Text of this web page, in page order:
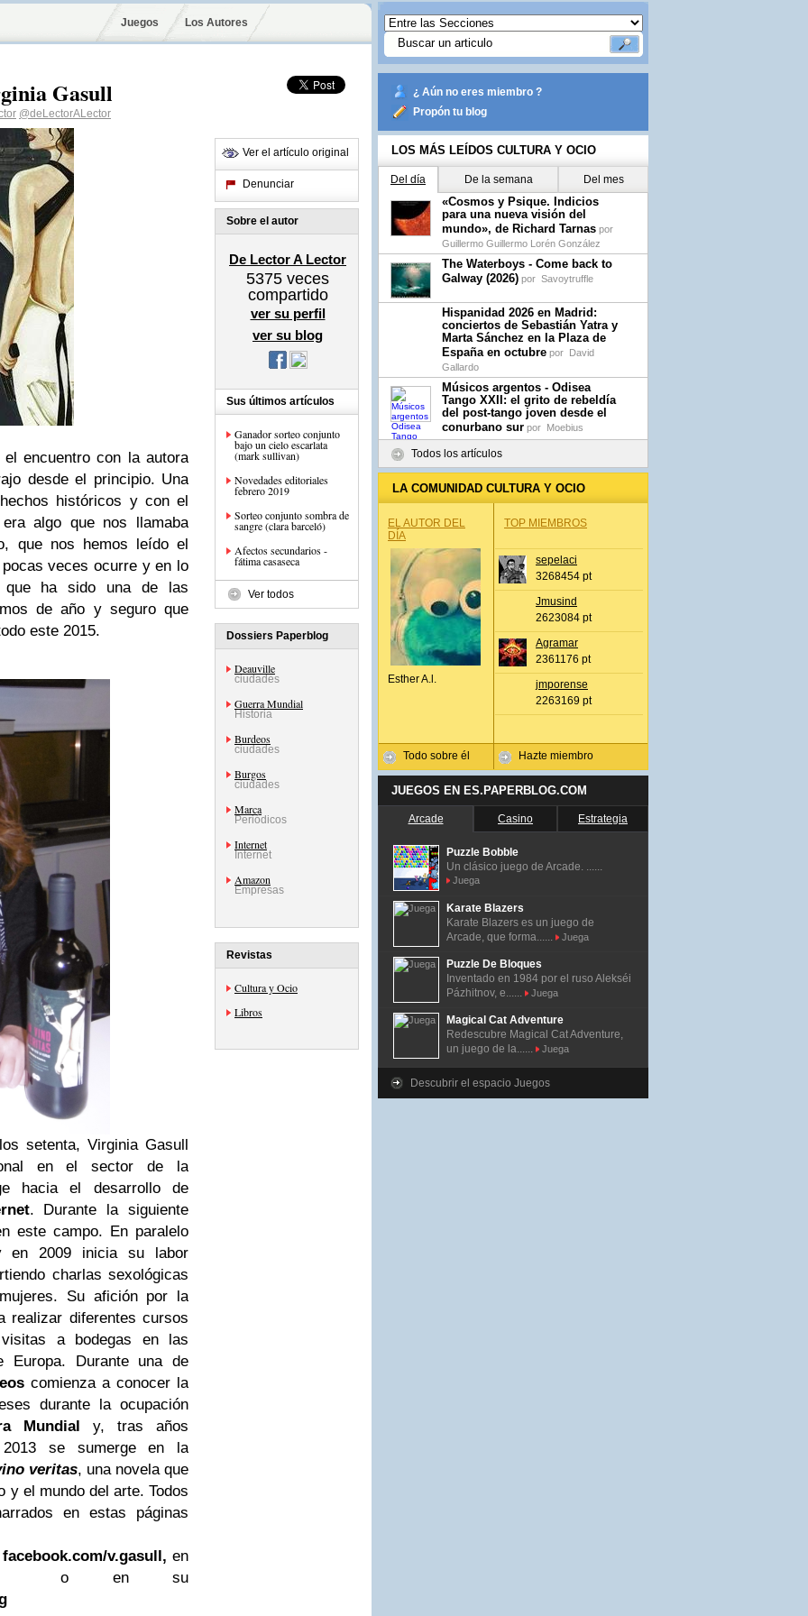
Juegos Los Autores
Gasull
@deLectorALector
encuentro con la autora
desde el principio. Una
históricos y con el
algo que nos llamaba
que nos hemos leído el
veces ocurre y en lo
que ha sido una de las
de año y seguro que
este 2015.
setenta, Virginia Gasull
en el sector de la
hacia el desarrollo de
. Durante la siguiente
este campo. En paralelo
en 2009 inicia su labor
charlas sexológicas
Su afición por la
realizar diferentes cursos
a bodegas en las
Europa. Durante una de
comienza a conocer la
durante la ocupación
Mundial y, tras años
se sumerge en la
veritas, una novela que
y el mundo del arte. Todos
en estas páginas
facebook.com/v.gasull,en
en su
Ver el artículo original
Denunciar
Sobre el autor
De Lector A Lector
5375 veces
compartido
ver su perfil
ver su blog
Sus últimos artículos
Ganador sorteo conjunto
bajo un cielo escarlata
(mark sullivan)
Novedades editoriales
febrero 2019
Sorteo conjunto sombra de
sangre (clara barceló)
Afectos secundarios -
fátima casaseca
Ver todos
Dossiers Paperblog
Deauville
ciudades
Guerra Mundial
Historia
Burdeos
ciudades
Burgos
ciudades
Marca
Periódicos
Internet
Internet
Amazon
Empresas
Revistas
Cultura y Ocio
Libros
¿ Aún no eres miembro ?
Propón tu blog
LOS MÁS LEÍDOS CULTURA Y OCIO
Del día De la semana Del mes
«Cosmos y Psique. Indicios
para una nueva visión del
mundo», de Richard Tarnas por
Guillermo Guillermo Lorén González
The Waterboys - Come back to
Galway (2026) por Savoytruffle
Hispanidad 2026 en Madrid:
conciertos de Sebastián Yatra y
Marta Sánchez en la Plaza de
España en octubre por David
Gallardo
Músicos argentos - Odisea
Tango XXII: el grito de rebeldía
del post-tango joven desde el
conurbano sur por Moebius
Todos los artículos
LA COMUNIDAD CULTURA Y OCIO
EL AUTOR DEL
DÍA
Esther A.l.
Todo sobre él
TOP MIEMBROS
sepelaci
3268454 pt
Jmusind
2623084 pt
Agramar
2361176 pt
jmporense
2263169 pt
Hazte miembro
JUEGOS EN ES.PAPERBLOG.COM
Arcade Casino Estrategia
Puzzle Bobble
Un clásico juego de Arcade. ......
Juega
Karate Blazers
Karate Blazers es un juego de
Arcade, que forma......
Juega
Puzzle De Bloques
Inventado en 1984 por el ruso Alekséi
Pázhitnov, e......
Juega
Magical Cat Adventure
Redescubre Magical Cat Adventure,
un juego de la......
Juega
Descubrir el espacio Juegos